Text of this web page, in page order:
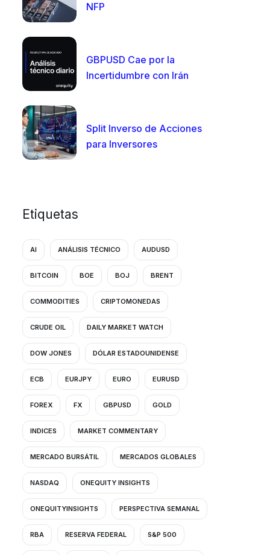
NFP
GBPUSD Cae por la
Incertidumbre con Irán
Split Inverso de Acciones
para Inversores
Etiquetas
AI ANÁLISIS TÉCNICO AUDUSD
BITCOIN BOE BOJ BRENT
COMMODITIES CRIPTOMONEDAS
CRUDE OIL DAILY MARKET WATCH
DOW JONES DÓLAR ESTADOUNIDENSE
ECB EURJPY EURO EURUSD
FOREX FX GBPUSD GOLD
INDICES MARKET COMMENTARY
MERCADO BURSÁTIL MERCADOS GLOBALES
NASDAQ ONEQUITY INSIGHTS
ONEQUITYINSIGHTS PERSPECTIVA SEMANAL
RBA RESERVA FEDERAL S&P 500